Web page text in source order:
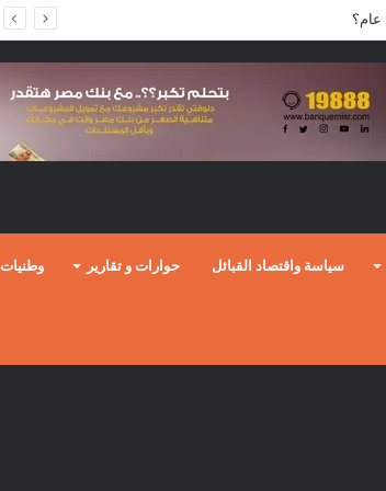
سياسة واقتصاد القبائل حوارات و تقارير وطنيات